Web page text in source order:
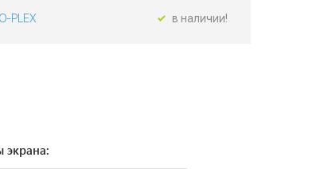
PLEX в наличии!
экрана: